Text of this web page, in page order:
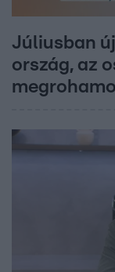
Júliusban
ország, az